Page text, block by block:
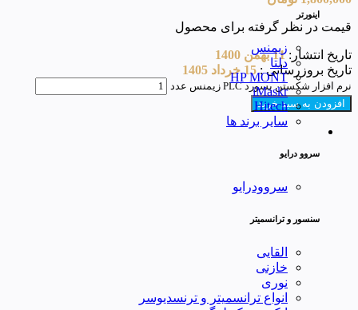
اینورتر
زیمنس
دلتا
HP MONT
iMaskr
Hitech
سایر برند ها
سروو درایو
سروودرایو
سنسور و ترانسمیتر
القایی
خازنی
نوری
انواع ترانسمیتر و ترنسدیوسر
قیمت در نظر گرفته برای محصول
تاریخ انتشار:11 بهمن 1400
تاریخ بروزرسانی :15 خرداد 1405
نرم افزار شکستن پسورد PLC زیمنس عدد
افزودن به سبد خرید